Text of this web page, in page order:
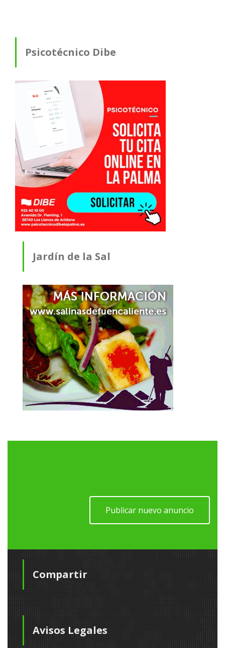
Psicotécnico Dibe
Jardín de la Sal
Publicar nuevo anuncio
Compartir
Avisos Legales